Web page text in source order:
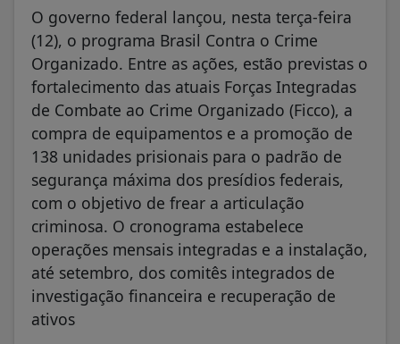
O governo federal lançou, nesta terça-feira
(12), o programa Brasil Contra o Crime
Organizado. Entre as ações, estão previstas o
fortalecimento das atuais Forças Integradas
de Combate ao Crime Organizado (Ficco), a
compra de equipamentos e a promoção de
138 unidades prisionais para o padrão de
segurança máxima dos presídios federais,
com o objetivo de frear a articulação
criminosa. O cronograma estabelece
operações mensais integradas e a instalação,
até setembro, dos comitês integrados de
investigação financeira e recuperação de
ativos